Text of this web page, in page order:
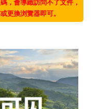
，會導緻訪問不了文件，
更換浏覽器即可。